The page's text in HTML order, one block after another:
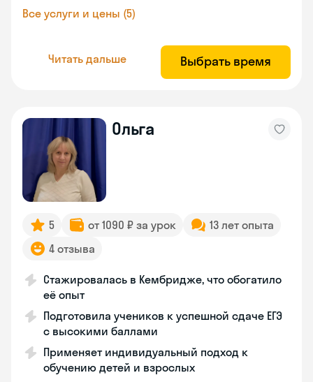
Все услуги и цены (5)
Читать дальше Выбрать время
Ольга
5 от 1090 ₽ за урок
13 лет опыта
4 отзыва
Стажировалась в Кембридже, что обогатило
её опыт
Подготовила учеников к успешной сдаче ЕГЭ
с высокими баллами
Применяет индивидуальный подход к
обучению детей и взрослых